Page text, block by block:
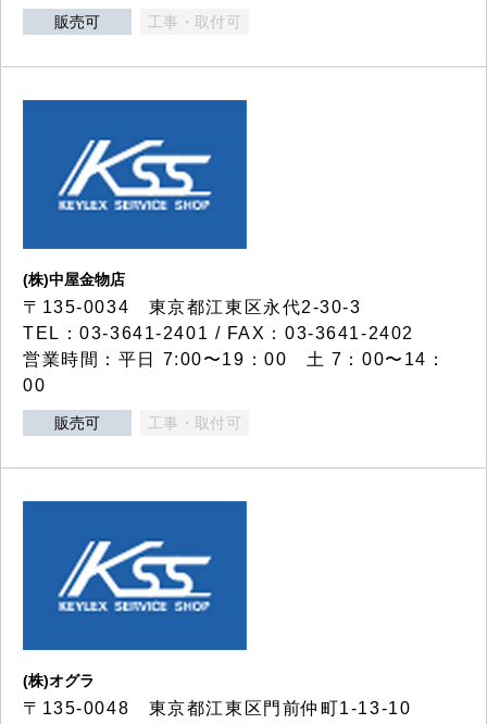
販売可 工事・取付可
(株)中屋金物店
〒135-0034 東京都江東区永代2-30-3
TEL：03-3641-2401 / FAX：03-3641-2402
営業時間：平日 7:00〜19：00 土 7：00〜14：
00
販売可 工事・取付可
(株)オグラ
〒135-0048 東京都江東区門前仲町1-13-10